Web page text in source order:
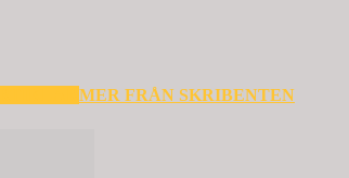
MER FRÅN SKRIBENTEN